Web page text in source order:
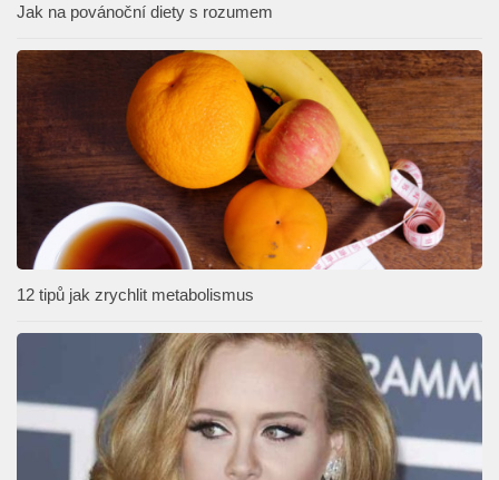
Jak na povánoční diety s rozumem
12 tipů jak zrychlit metabolismus